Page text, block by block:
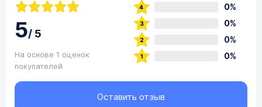
5/5
На основе 1 оценок
покупателей
0%
0%
0%
0%
Оставить отзыв